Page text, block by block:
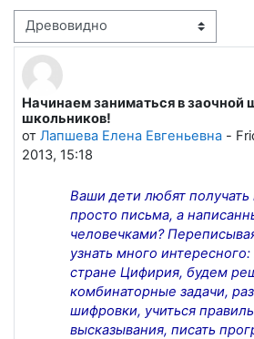
Режим отображения
Начинаем заниматься в
школьников!
от Лапшева Елена Евгеньевна -
2013, 15:18
Количество ответов: 0
Ваши дети любят получать
просто письма, а
человечками?
узнать много
стране Цифирия, будем
комбинаторные задачи,
шифровки, учиться
высказывания, писать